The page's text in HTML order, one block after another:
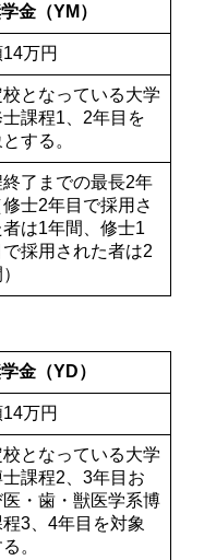
金（YM）
14万円
となっている大学
士課程1、2年目を
する。
了までの最長2年
修士2年目で採用さ
は1年間、修士1
採用された者は2
金（YD）
14万円
となっている大学
士課程2、3年目お
医・歯・獣医学系博
3、4年目を対象
。